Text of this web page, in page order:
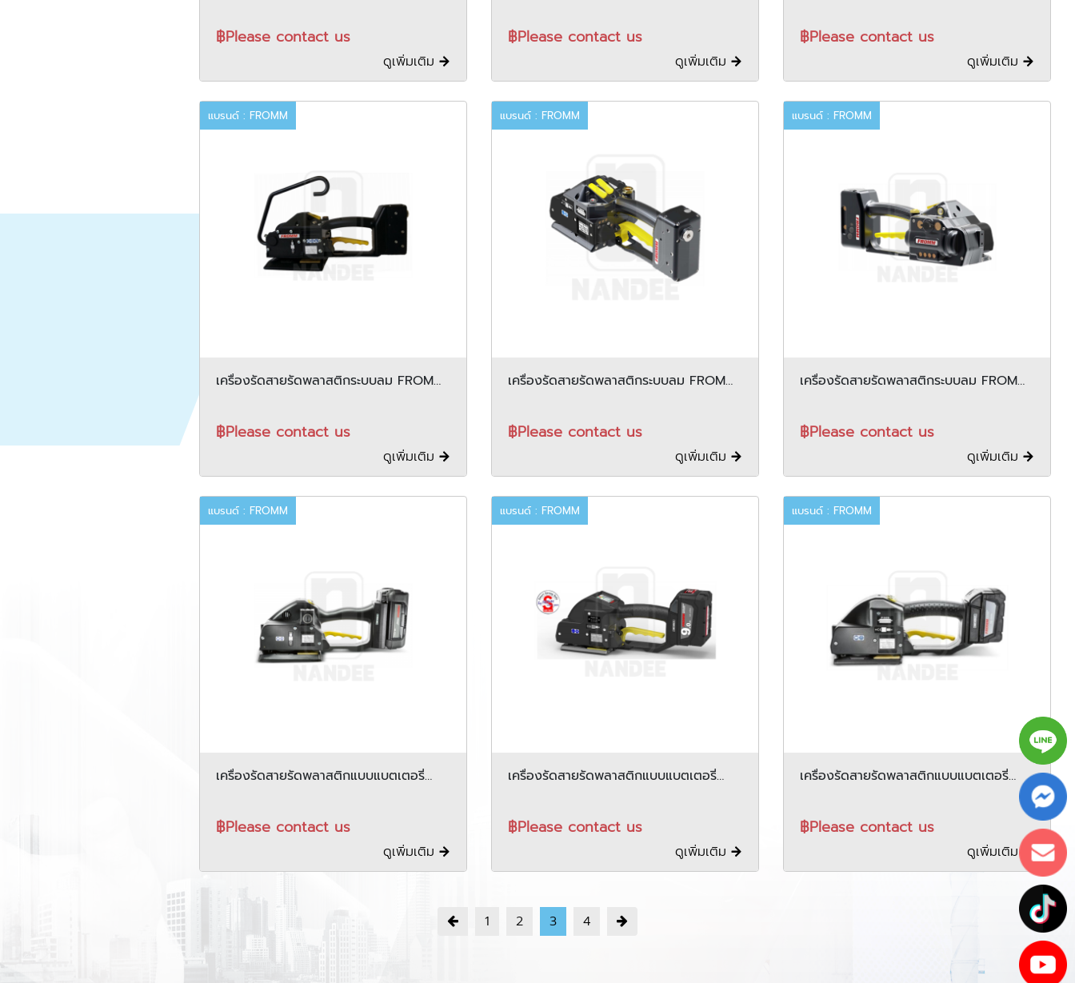
SUPPLIES
฿Please contact us
ดูเพิ่มเติม
฿Please contact us
ดูเพิ่มเติม
฿Please contact us
ดูเพิ่มเติม
แบรนด์ : FROMM
เครื่องรัดสายรัดพลาสติกระบบลม FROMM
฿Please contact us
ดูเพิ่มเติม
แบรนด์ : FROMM
เครื่องรัดสายรัดพลาสติกระบบลม FROMM
฿Please contact us
ดูเพิ่มเติม
แบรนด์ : FROMM
เครื่องรัดสายรัดพลาสติกระบบลม FROMM
฿Please contact us
ดูเพิ่มเติม
แบรนด์ : FROMM
เครื่องรัดสายรัดพลาสติกแบบแบตเตอรี่
฿Please contact us
ดูเพิ่มเติม
แบรนด์ : FROMM
เครื่องรัดสายรัดพลาสติกแบบแบตเตอรี่
฿Please contact us
ดูเพิ่มเติม
แบรนด์ : FROMM
เครื่องรัดสายรัดพลาสติกแบบแบตเตอรี่
฿Please contact us
ดูเพิ่มเติม
1 2 3 4